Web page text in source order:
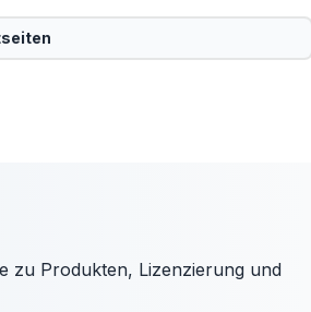
zu Produkten, Lizenzierung und